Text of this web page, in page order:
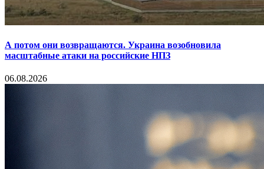
А потом они возвращаются. Украина возобновила
масштабные атаки на российские НПЗ
06.08.2026